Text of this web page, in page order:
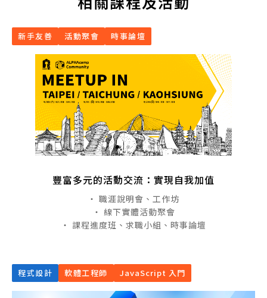
新手友善 活動聚會 時事論壇
豐富多元的活動交流：實現自我加值
・ 職涯說明會、工作坊
・ 線下實體活動聚會
・ 課程進度班、求職小組、時事論壇
程式設計 軟體工程師 JavaScript 入門